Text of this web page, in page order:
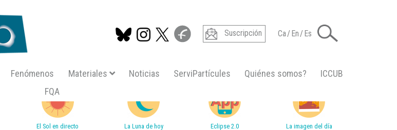
Pasar
al
contenido
Suscripción Ca/En/Es
Fenómenos Materiales Noticias ServiPartícules Quiénes somos?
ICCUB
FQA
El Sol en directo La Luna de hoy Eclipse 2.0 La imagen del día